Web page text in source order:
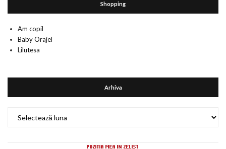
Shopping
Am copil
Baby Orajel
Lilutesa
Arhiva